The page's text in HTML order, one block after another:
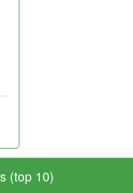
(top 10)